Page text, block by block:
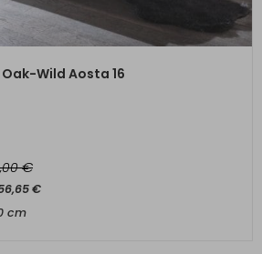
ZUM PRODUKT
Wild Aosta 16
€
€
cm